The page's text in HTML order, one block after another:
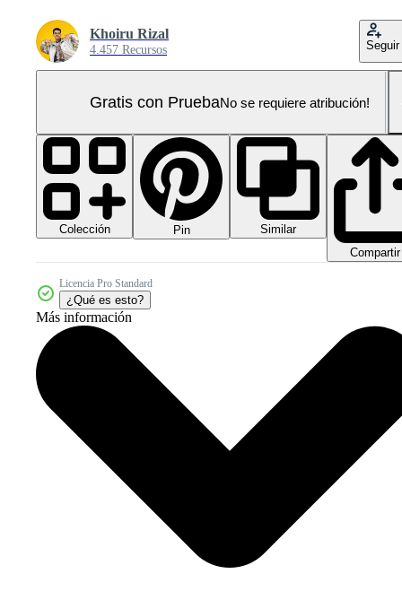
Khoiru Rizal
4.457 Recursos Seguir
Gratis con PruebaNo se requiere atribución!
Colección Pin
Similar
Compartir
Licencia Pro Standard
¿Qué es esto?
Más información